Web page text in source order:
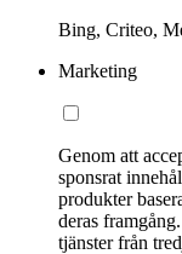
Bing, Criteo,
Marketing
Genom att
sponsrat
produkter
deras
tjänster från